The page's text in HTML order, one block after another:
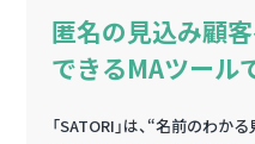
匿名の見込み顧
できるMAツール
「SATORI」は、“名前のわか